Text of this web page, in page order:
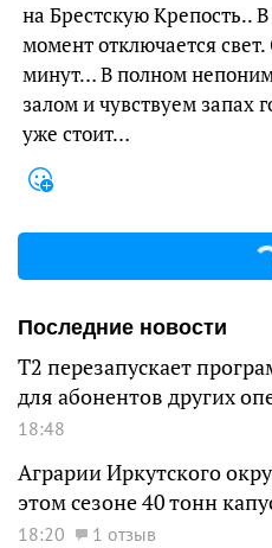
на Брестскую Крепость..
момент отключается
минут… В полном
залом и чувствуем запах
уже стоит…
Последние новости
Т2 перезапускает
для абонентов других
18:48
Аграрии Иркутского
этом сезоне 40 тонн
18:20 1 отзыв